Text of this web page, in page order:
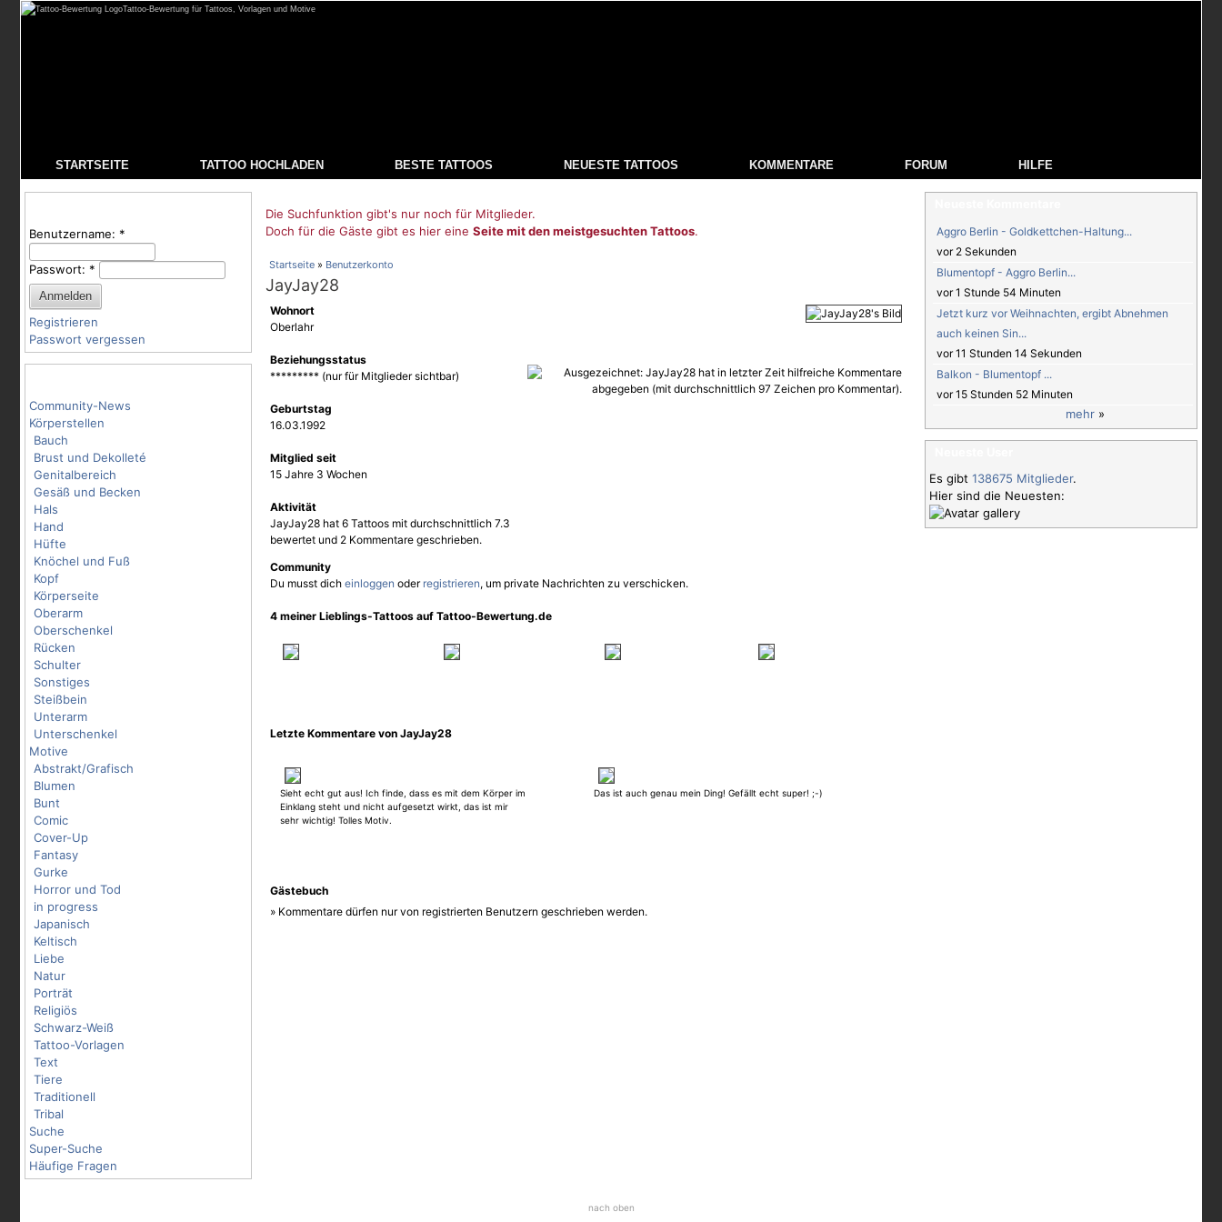
Tattoo-Bewertung für Tattoos, Vorlagen und Motive
STARTSEITE TATTOO HOCHLADEN BESTE TATTOOS NEUESTE TATTOOS KOMMENTARE FORUM HILFE
Benutzername: *
Passwort: *
Registrieren
Passwort vergessen
Community-News
Körperstellen
Bauch
Brust und Dekolleté
Genitalbereich
Gesäß und Becken
Hals
Hand
Hüfte
Knöchel und Fuß
Kopf
Körperseite
Oberarm
Oberschenkel
Rücken
Schulter
Sonstiges
Steißbein
Unterarm
Unterschenkel
Motive
Abstrakt/Grafisch
Blumen
Bunt
Comic
Cover-Up
Fantasy
Gurke
Horror und Tod
in progress
Japanisch
Keltisch
Liebe
Natur
Porträt
Religiös
Schwarz-Weiß
Tattoo-Vorlagen
Text
Tiere
Traditionell
Tribal
Suche
Super-Suche
Häufige Fragen
Die Suchfunktion gibt's nur noch für Mitglieder.
Doch für die Gäste gibt es hier eine Seite mit den meistgesuchten Tattoos.
Startseite » Benutzerkonto
JayJay28
Wohnort
Oberlahr
Beziehungsstatus
********* (nur für Mitglieder sichtbar)
Geburtstag
16.03.1992
Mitglied seit
15 Jahre 3 Wochen
Aktivität
JayJay28 hat 6 Tattoos mit durchschnittlich 7.3
bewertet und 2 Kommentare geschrieben.
Community
Du musst dich einloggen oder registrieren, um private Nachrichten zu verschicken.
4 meiner Lieblings-Tattoos auf Tattoo-Bewertung.de
Letzte Kommentare von JayJay28
Sieht echt gut aus! Ich finde, dass es mit dem Körper im
Einklang steht und nicht aufgesetzt wirkt, das ist mir
sehr wichtig! Tolles Motiv.
Das ist auch genau mein Ding! Gefällt echt super! ;-)
Gästebuch
» Kommentare dürfen nur von registrierten Benutzern geschrieben werden.
Aggro Berlin - Goldkettchen-Haltung...
vor 2 Sekunden
Blumentopf - Aggro Berlin...
vor 1 Stunde 54 Minuten
Jetzt kurz vor Weihnachten, ergibt Abnehmen
auch keinen Sin...
vor 11 Stunden 14 Sekunden
Balkon - Blumentopf ...
vor 15 Stunden 52 Minuten
mehr »
Es gibt 138675 Mitglieder.
Hier sind die Neuesten:
nach oben